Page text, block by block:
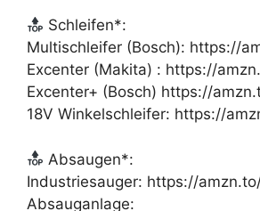
Schleifen*:
Multischleifer (Bosch): https://
Excenter (Makita) : https://
Excenter+ (Bosch) https://
18V Winkelschleifer: https://
Absaugen*:
Industriesauger: https://
Absauganlage: